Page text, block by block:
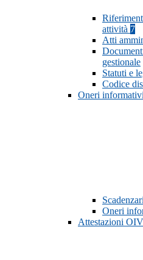
attività 7
Atti
gestionale
Statuti e
Codice
Oneri
Oneri
Attestazioni